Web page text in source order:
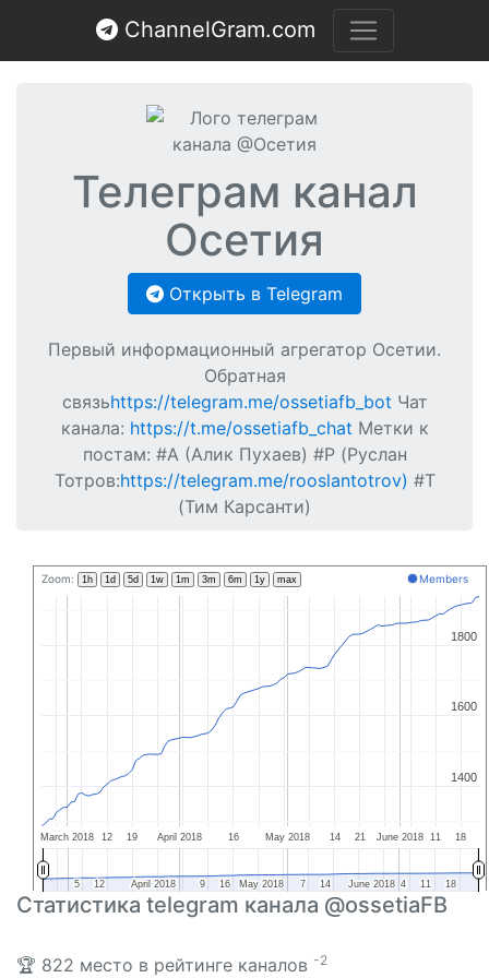
ChannelGram.com
Телеграм канал
Осетия
Открыть в Telegram
Первый информационный агрегатор Осетии.
Обратная
связьhttps://telegram.me/ossetiafb_bot Чат
канала: https://t.me/ossetiafb_chat Метки к
постам: #А (Алик Пухаев) #Р (Руслан
Тотров:https://telegram.me/rooslantotrov) #Т
(Тим Карсанти)
Zoom: 1h 1d 5d 1w 1m 3m 6m 1y max Members
March 2018 April 2018 May 2018 June 2018
12 19 16 14 21 11 18
1400
1400
1600
1600
1800
1800
April 2018
April 2018 May 2018
May 2018 June 2018
June 2018
5
5 12
12 9
9 16
16 7
7 14
14 4
4 11
11 18
18
Статистика telegram канала @ossetiaFB
🏆 822 место в рейтинге каналов -2